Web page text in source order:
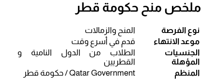
ملخص منح حكومة قطر
نوع الفرصة
المنح والزمالات
موعد الانتهاء
قدم في أسرع وقت
الجنسيات
المؤهلة
الطلاب من الدول النامية و
القطريين
المنظم
Qatar Government / حكومة قطر